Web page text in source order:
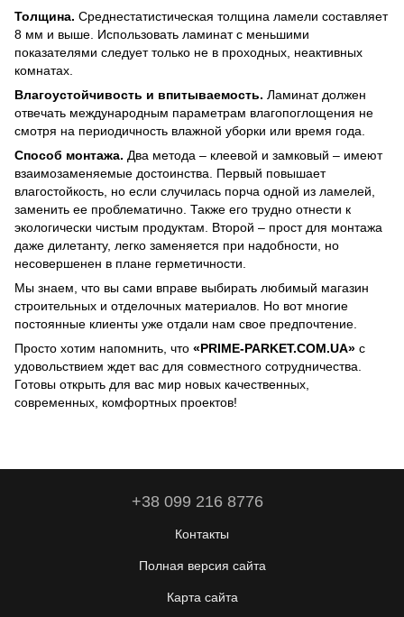
Толщина. Среднестатистическая толщина ламели составляет
8 мм и выше. Использовать ламинат с меньшими
показателями следует только не в проходных, неактивных
комнатах.
Влагоустойчивость и впитываемость. Ламинат должен
отвечать международным параметрам влагопоглощения не
смотря на периодичность влажной уборки или время года.
Способ монтажа. Два метода – клеевой и замковый – имеют
взаимозаменяемые достоинства. Первый повышает
влагостойкость, но если случилась порча одной из ламелей,
заменить ее проблематично. Также его трудно отнести к
экологически чистым продуктам. Второй – прост для монтажа
даже дилетанту, легко заменяется при надобности, но
несовершенен в плане герметичности.
Мы знаем, что вы сами вправе выбирать любимый магазин
строительных и отделочных материалов. Но вот многие
постоянные клиенты уже отдали нам свое предпочтение.
Просто хотим напомнить, что «PRIME-PARKET.COM.UA» с
удовольствием ждет вас для совместного сотрудничества.
Готовы открыть для вас мир новых качественных,
современных, комфортных проектов!
+38 099 216 8776
Контакты
Полная версия сайта
Карта сайта